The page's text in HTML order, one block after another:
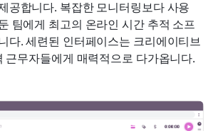
공합니다. 복잡한 모니터링보다 사용
팀에게 최고의 온라인 시간 추적 소프
다. 세련된 인터페이스는 크리에이티브
근무자들에게 매력적으로 다가옵니다.